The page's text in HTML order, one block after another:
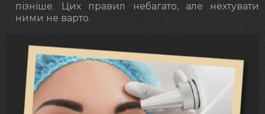
пізніше. Цих правил небагато, але нехтувати
ними не варто.